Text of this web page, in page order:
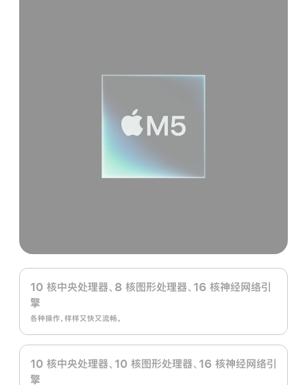
10 核中央处理器、8 核图形处理器、16 核神经网络引
擎
各种操作，样样又快又流畅。
10 核中央处理器、10 核图形处理器、16 核神经网络引
擎